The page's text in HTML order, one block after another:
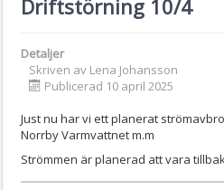
Driftstörning 10/4
Detaljer
Skriven av Lena Johansson
Publicerad 10 april 2025
Just nu har vi ett planerat
Norrby Varmvattnet m.m
Strömmen är planerad att vara